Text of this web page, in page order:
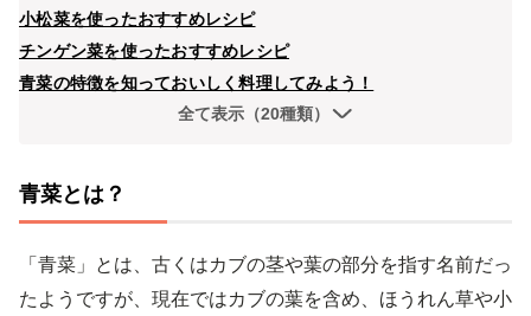
小松菜を使ったおすすめレシピ
チンゲン菜を使ったおすすめレシピ
青菜の特徴を知っておいしく料理してみよう！
全て表示（20種類）
青菜とは？
「青菜」とは、古くはカブの茎や葉の部分を指す名前だっ
たようですが、現在ではカブの葉を含め、ほうれん草や小